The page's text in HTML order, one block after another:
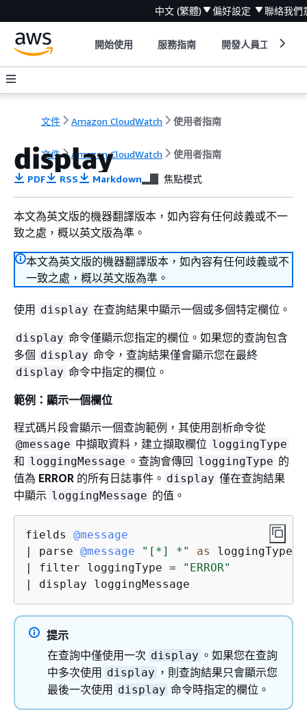
中文 (繁體) 偏好設定 聯絡我們
開始使用 服務指南 開發人員工具
文件 Amazon CloudWatch 使用者指南
文件 Amazon CloudWatch 使用者指南
display
PDF RSS Markdown 焦點模式
本文為英文版的機器翻譯版本，如內容有任何歧義或不一
致之處，概以英文版為準。
本文為英文版的機器翻譯版本，如內容有任何歧義或不
一致之處，概以英文版為準。
使用 display 在查詢結果中顯示一個或多個特定欄位。
display 命令僅顯示您指定的欄位。如果您的查詢包含
多個 display 命令，查詢結果僅會顯示您在最終
display 命令中指定的欄位。
範例：顯示一個欄位
程式碼片段會顯示一個查詢範例，其使用剖析命令從
@message 中擷取資料，建立擷取欄位 loggingType
和 loggingMessage 。查詢會傳回 loggingType 的
值為 ERROR 的所有日誌事件。 display 僅在查詢結果
中顯示 loggingMessage 的值。
fields @message
| parse @message "[*] *" as
loggingType,
| filter loggingType =
"ERROR"
| display loggingMessage
提示
在查詢中僅使用一次 display 。如果您在查詢
中多次使用 display ，則查詢結果只會顯示您
最後一次使用 display 命令時指定的欄位。